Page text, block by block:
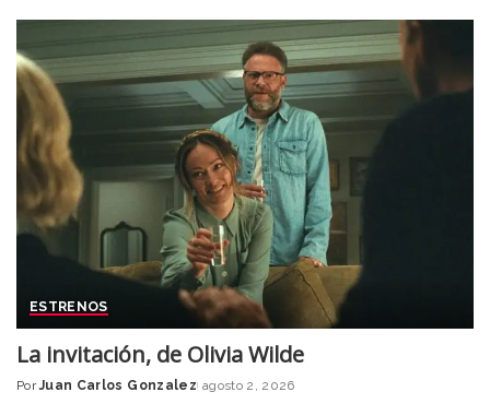
ESTRENOS
La invitación, de Olivia Wilde
Posted
Por Juan Carlos Gonzalez agosto 2, 2026